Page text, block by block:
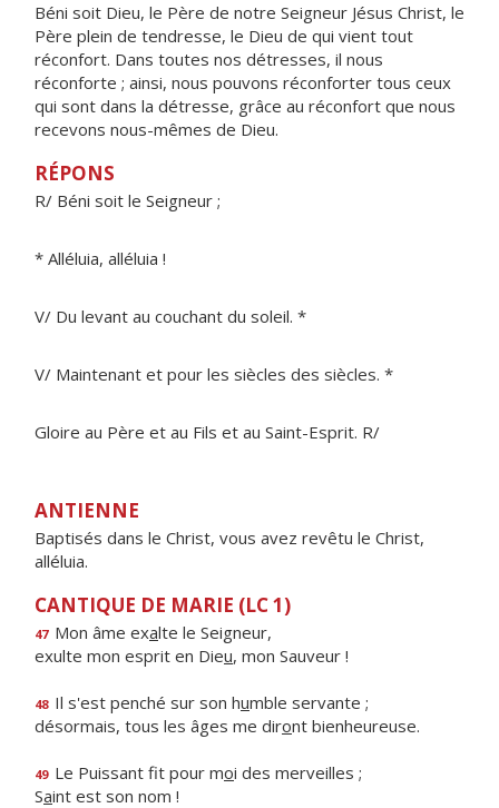
Béni soit Dieu, le Père de notre Seigneur Jésus Christ, le
Père plein de tendresse, le Dieu de qui vient tout
réconfort. Dans toutes nos détresses, il nous
réconforte ; ainsi, nous pouvons réconforter tous ceux
qui sont dans la détresse, grâce au réconfort que nous
recevons nous-mêmes de Dieu.
RÉPONS
R/ Béni soit le Seigneur ;
* Alléluia, alléluia !
V/ Du levant au couchant du soleil. *
V/ Maintenant et pour les siècles des siècles. *
Gloire au Père et au Fils et au Saint-Esprit. R/
ANTIENNE
Baptisés dans le Christ, vous avez revêtu le Christ,
alléluia.
CANTIQUE DE MARIE (LC 1)
47 Mon âme exalte le Seigneur,
exulte mon esprit en Dieu, mon Sauveur !
48 Il s'est penché sur son humble servante ;
désormais, tous les âges me diront bienheureuse.
49 Le Puissant fit pour moi des merveilles ;
Saint est son nom !